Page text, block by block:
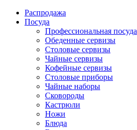
Распродажа
Посуда
Профессиональная посуда
Обеденные сервизы
Столовые сервизы
Чайные сервизы
Кофейные сервизы
Столовые приборы
Чайные наборы
Сковороды
Кастрюли
Ножи
Блюда